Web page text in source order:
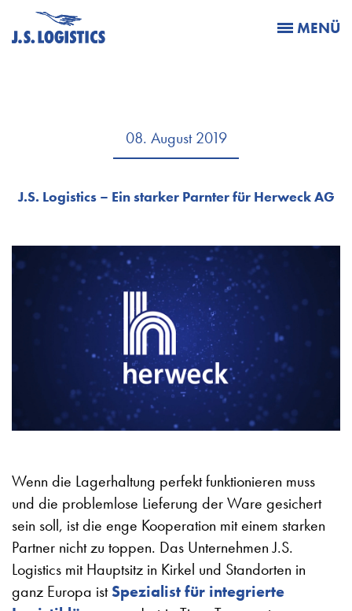
MENÜ
08. August 2019
J.S. Logistics – Ein starker Parnter für Herweck AG
Wenn die Lagerhaltung perfekt funktionieren muss
und die problemlose Lieferung der Ware gesichert
sein soll, ist die enge Kooperation mit einem starken
Partner nicht zu toppen. Das Unternehmen J.S.
Logistics mit Hauptsitz in Kirkel und Standorten in
ganz Europa istSpezialist für integrierte